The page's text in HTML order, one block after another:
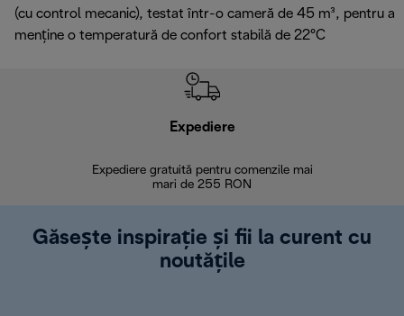
(cu control mecanic), testat într-o cameră de 45 m³, pentru a
menține o temperatură de confort stabilă de 22°C
Expediere
Expediere gratuită pentru comenzile mai
mari de 255 RON
Găsește inspirație și fii la curent cu
noutățile